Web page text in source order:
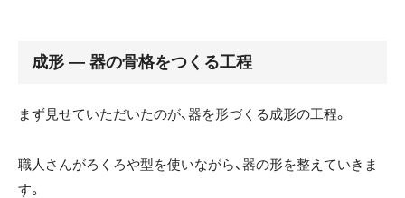
成形 ― 器の骨格をつくる工程
まず見せていただいたのが、器を形づくる成形の工程。
職人さんがろくろや型を使いながら、器の形を整えていきま
す。